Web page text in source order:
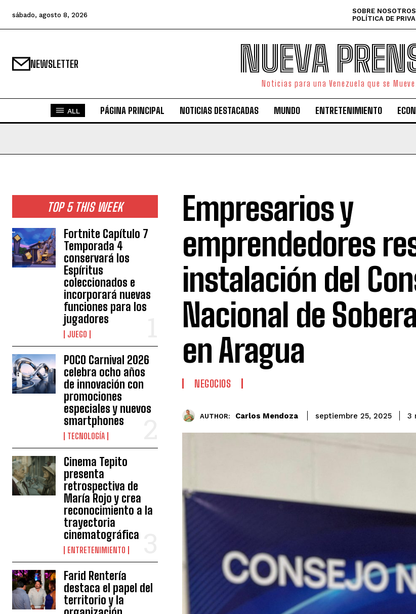
sábado, agosto 8, 2026 SOBRE NOSOTROS
POLÍTICA DE
NEWSLETTER NUEVA
Noticias para una Venezuela que se Mueve.
ALL PÁGINA PRINCIPAL NOTICIAS DESTACADAS MUNDO ENTRETENIMIENTO
TOP 5 THIS WEEK
Fortnite Capítulo 7
Temporada 4
conservará los
Espíritus
coleccionados e
incorporará nuevas
funciones para los
jugadores
JUEGO
POCO Carnival 2026
celebra ocho años
de innovación con
promociones
especiales y nuevos
smartphones
TECNOLOGÍA
Cinema Tepito
presenta
retrospectiva de
María Rojo y crea
reconocimiento a la
trayectoria
cinematográfica
ENTRETENIMIENTO
Farid Rentería
destaca el papel del
territorio y la
Empresarios y
emprendedores
instalación del
Nacional de
en Aragua
NEGOCIOS
AUTHOR: Carlos Mendoza septiembre 25, 2025 3